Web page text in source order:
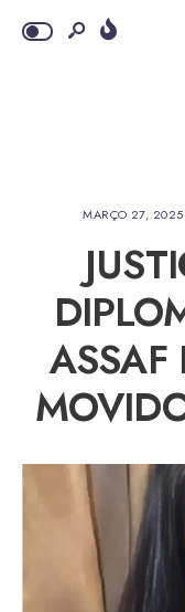
MARÇO 27, 2025
ASSAF